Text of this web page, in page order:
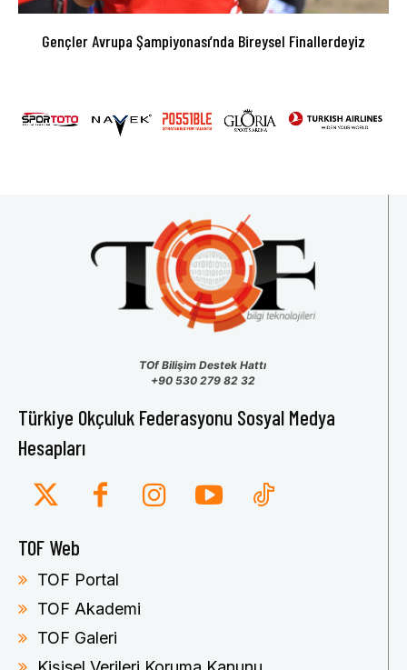
Gençler Avrupa Şampiyonası’nda Bireysel Finallerdeyiz
TOf Bilişim Destek Hattı
+90 530 279 82 32
Türkiye Okçuluk Federasyonu Sosyal Medya
Hesapları
TOF Web
TOF Portal
TOF Akademi
TOF Galeri